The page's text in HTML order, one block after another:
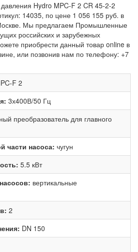
Hydro MPC-F 2 CR 45-2-2
14035, по цене 1 056 155 руб. в
Мы предлагаем Промышленные
российских и зарубежных
приобрести данный товар online в
или позвонив нам по телефону: +7
F 2
3х400В/50 Гц
преобразователь для главного
части насоса: чугун
5.5 кВт
вертикальные
2
DN 150